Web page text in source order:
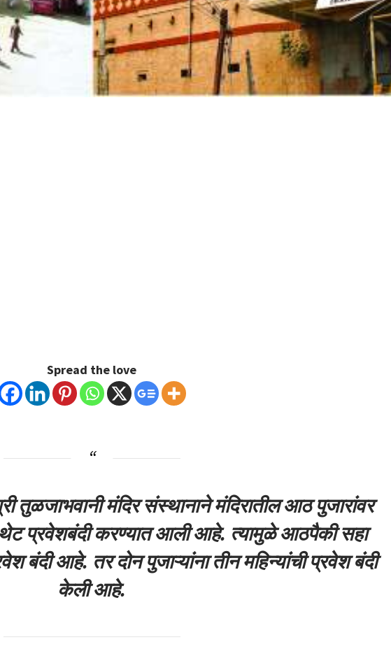
Spread the love
तुळजाभवानी मंदिर संस्थानाने मंदिरातील आठ पुजारांवर
थेट प्रवेशबंदी करण्यात आली आहे. त्यामुळे आठपैकी सहा
बंदी आहे. तर दोन पुजाऱ्यांना तीन महिन्यांची प्रवेश बंदी
केली आहे.